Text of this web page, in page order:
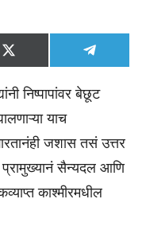
Share
on
X
(Twitter)
Share
on
निष्पापांवर बेछूट
याच
जशास तसं उत्तर
प्रामुख्यानं सैन्यदल आणि
काश्मीरमधील